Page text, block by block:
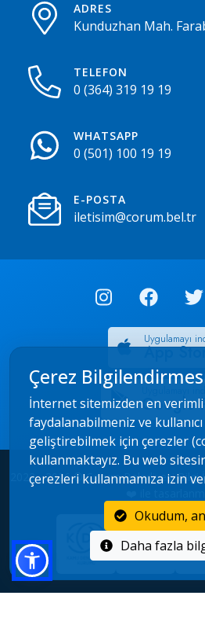
ADRES
Kunduzhan Mah.
TELEFON
0 (364) 319 19 19
WHATSAPP
0 (501) 100 19 19
E-POSTA
iletisim@corum.bel.tr
Uygulamayı
App
Google
2022 - 2026 © Çorum Belediyesi Bilgi
Çerez
İnternet sitemizden en
faydalanabilmeniz ve
geliştirebilmek için çerezler
kullanmaktayız. Bu web
çerezleri kullanmamıza izin
Okudum,